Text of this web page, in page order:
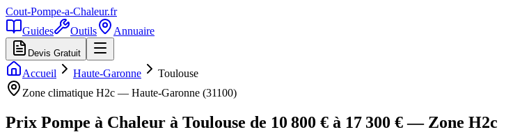
Cout-Pompe-a-Chaleur.fr
Guides
Outils Annuaire
Devis Gratuit
Accueil Haute-Garonne
Toulouse
Zone climatique H2c — Haute-Garonne (31100)
Prix Pompe à Chaleur à Toulouse de 10 800 € à 17 300 € — Zone H2c